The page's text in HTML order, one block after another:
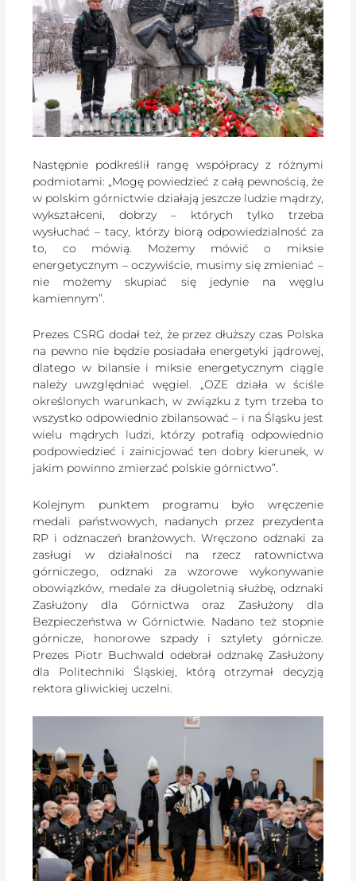
Następnie podkreślił rangę współpracy z różnymi
podmiotami: „Mogę powiedzieć z całą pewnością, że
w polskim górnictwie działają jeszcze ludzie mądrzy,
wykształceni, dobrzy – których tylko trzeba
wysłuchać – tacy, którzy biorą odpowiedzialność za
to, co mówią. Możemy mówić o miksie
energetycznym – oczywiście, musimy się zmieniać –
nie możemy skupiać się jedynie na węglu
kamiennym”.
Prezes CSRG dodał też, że przez dłuższy czas Polska
na pewno nie będzie posiadała energetyki jądrowej,
dlatego w bilansie i miksie energetycznym ciągle
należy uwzględniać węgiel. „OZE działa w ściśle
określonych warunkach, w związku z tym trzeba to
wszystko odpowiednio zbilansować – i na Śląsku jest
wielu mądrych ludzi, którzy potrafią odpowiednio
podpowiedzieć i zainicjować ten dobry kierunek, w
jakim powinno zmierzać polskie górnictwo”.
Kolejnym punktem programu było wręczenie
medali państwowych, nadanych przez prezydenta
RP i odznaczeń branżowych. Wręczono odznaki za
zasługi w działalności na rzecz ratownictwa
górniczego, odznaki za wzorowe wykonywanie
obowiązków, medale za długoletnią służbę, odznaki
Zasłużony dla Górnictwa oraz Zasłużony dla
Bezpieczeństwa w Górnictwie. Nadano też stopnie
górnicze, honorowe szpady i sztylety górnicze.
Prezes Piotr Buchwald odebrał odznakę Zasłużony
dla Politechniki Śląskiej, którą otrzymał decyzją
rektora gliwickiej uczelni.